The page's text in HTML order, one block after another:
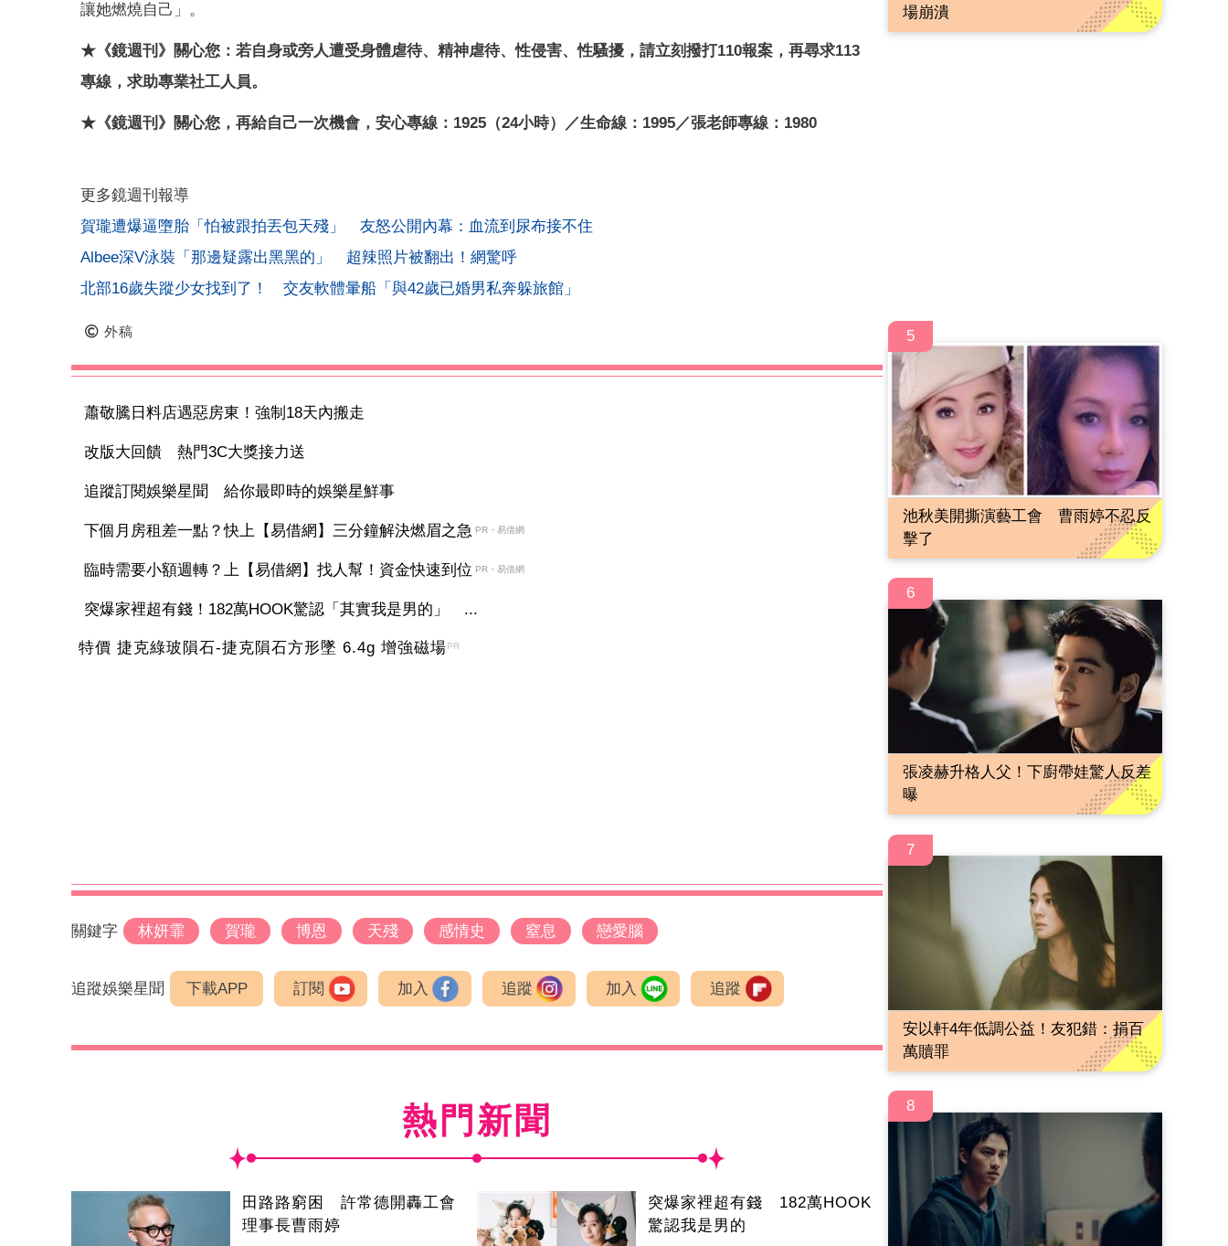
讓她燃燒自己」。
★《鏡週刊》關心您：若自身或旁人遭受身體虐待、精神虐待、性侵害、性騷擾，請立刻撥打110報案，再尋求113
專線，求助專業社工人員。
★《鏡週刊》關心您，再給自己一次機會，安心專線：1925（24小時）／生命線：1995／張老師專線：1980
更多鏡週刊報導
賀瓏遭爆逼墮胎「怕被跟拍丟包天殘」 友怒公開內幕：血流到尿布接不住
Albee深V泳裝「那邊疑露出黑黑的」 超辣照片被翻出！網驚呼
北部16歲失蹤少女找到了！ 交友軟體暈船「與42歲已婚男私奔躲旅館」
外稿
蕭敬騰日料店遇惡房東！強制18天內搬走
改版大回饋 熱門3C大獎接力送
追蹤訂閱娛樂星聞 給你最即時的娛樂星鮮事
下個月房租差一點？快上【易借網】三分鐘解決燃眉之急 PR・易借網
臨時需要小額週轉？上【易借網】找人幫！資金快速到位 PR・易借網
突爆家裡超有錢！182萬HOOK驚認「其實我是男的」 ...
特價 捷克綠玻隕石-捷克隕石方形墜 6.4g 增強磁場PR
關鍵字 林妍霏 賀瓏 博恩 天殘 感情史 窒息 戀愛腦
追蹤娛樂星聞 下載APP 訂閱 加入 追蹤 加入 追蹤
熱門新聞
田路路窮困 許常德開轟工會
理事長曹雨婷
突爆家裡超有錢 182萬HOOK
驚認我是男的
場崩潰
5
池秋美開撕演藝工會 曹雨婷不忍反
擊了
6
張凌赫升格人父！下廚帶娃驚人反差
曝
7
安以軒4年低調公益！友犯錯：捐百
萬贖罪
8